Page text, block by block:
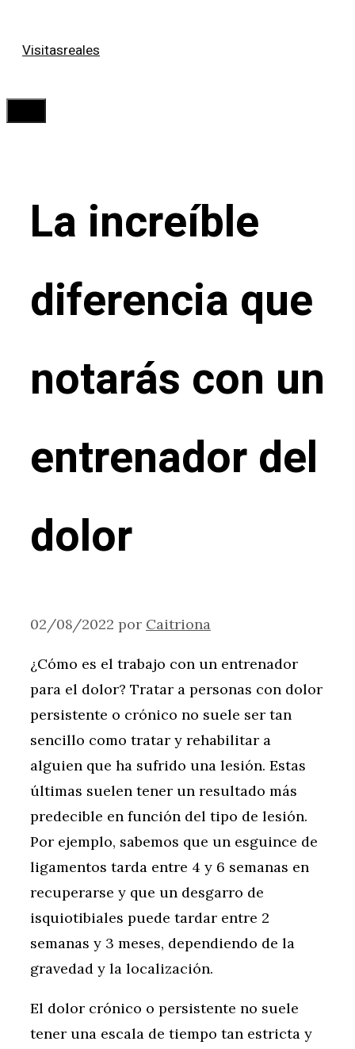
Visitasreales
La increíble
diferencia que
notarás con un
entrenador del
dolor
02/08/2022 por Caitriona
¿Cómo es el trabajo con un entrenador
para el dolor? Tratar a personas con dolor
persistente o crónico no suele ser tan
sencillo como tratar y rehabilitar a
alguien que ha sufrido una lesión. Estas
últimas suelen tener un resultado más
predecible en función del tipo de lesión.
Por ejemplo, sabemos que un esguince de
ligamentos tarda entre 4 y 6 semanas en
recuperarse y que un desgarro de
isquiotibiales puede tardar entre 2
semanas y 3 meses, dependiendo de la
gravedad y la localización.
El dolor crónico o persistente no suele
tener una escala de tiempo tan estricta y